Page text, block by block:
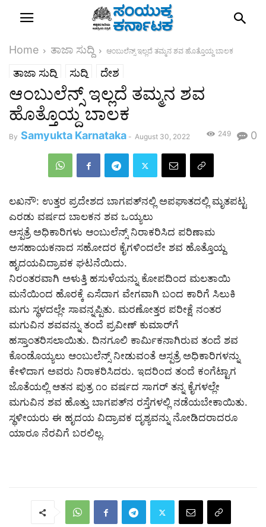
Home ತಾಜಾ ಸುದ್ದಿ ಆಂಬುಲೆನ್ಸ್ ಇಲ್ಲದೆ ತಮ್ಮನ ಶವ ಹೊತ್ತೊಯ್ದ ಬಾಲಕ
ತಾಜಾ ಸುದ್ದಿ ಸುದ್ದಿ ದೇಶ
ಆಂಬುಲೆನ್ಸ್ ಇಲ್ಲದೆ ತಮ್ಮನ ಶವ
ಹೊತ್ತೊಯ್ದ ಬಾಲಕ
By Samyukta Karnataka - August 30, 2022 0
249
ಲಖನೌ: ಉತ್ತರ ಪ್ರದೇಶದ ಬಾಗಪತ್‌ನಲ್ಲಿ ಅಪಘಾತದಲ್ಲಿ ಮೃತಪಟ್ಟ
ಎರಡು ವರ್ಷದ ಬಾಲಕನ ಶವ ಒಯ್ಯಲು
ಆಸ್ಪತ್ರೆ ಅಧಿಕಾರಿಗಳು ಆಂಬುಲೆನ್ಸ್ ನಿರಾಕರಿಸಿದ ಪರಿಣಾಮ
ಅಸಹಾಯಕನಾದ ಸಹೋದರ ಕೈಗಳಿಂದಲೇ ಶವ ಹೊತ್ತೊಯ್ದ
ಹೃದಯವಿದ್ರಾವಕ ಘಟನೆಯಿದು.
ನಿರಂತರವಾಗಿ ಅಳುತ್ತಿ ಹಸುಳೆಯನ್ನು ಕೋಪದಿಂದ ಮಲತಾಯಿ
ಮನೆಯಿಂದ ಹೊರಕ್ಕೆ ಎಸೆದಾಗ ವೇಗವಾಗಿ ಬಂದ ಕಾರಿಗೆ ಸಿಲುಕಿ
ಮಗು ಸ್ಥಳದಲ್ಲೇ ಸಾವನ್ನಪ್ಪಿತು. ಮರಣೋತ್ತರ ಪರೀಕ್ಷೆ ನಂತರ
ಮಗುವಿನ ಶವವನ್ನು ತಂದೆ ಪ್ರವೀಣ್ ಕುಮಾರ್‌ಗೆ
ಹಸ್ತಾಂತರಿಸಲಾಯಿತು. ದಿನಗೂಲಿ ಕಾರ್ಮಿಕನಾಗಿರುವ ತಂದೆ ಶವ
ಕೊಂಡೊಯ್ಯಲು ಆಂಬುಲೆನ್ಸ್ ನೀಡುವಂತೆ ಆಸ್ಪತ್ರೆ ಅಧಿಕಾರಿಗಳನ್ನು
ಕೇಳಿದಾಗ ಅವರು ನಿರಾಕರಿಸಿದರು. ಇದರಿಂದ ತಂದೆ ಕಂಗೆಟ್ಟಾಗ
ಜೊತೆಯಲ್ಲಿ ಆತನ ಪುತ್ರ ೧೦ ವರ್ಷದ ಸಾಗರ್ ತನ್ನ ಕೈಗಳಲ್ಲೇ
ಮಗುವಿನ ಶವ ಹೊತ್ತು ಬಾಗಪತ್‌ನ ರಸ್ತೆಗಳಲ್ಲಿ ನಡೆಯಬೇಕಾಯಿತು.
ಸ್ಥಳೀಯರು ಈ ಹೃದಯ ವಿದ್ರಾವಕ ದೃಶ್ಯವನ್ನು ನೋಡಿದರಾದರೂ
ಯಾರೂ ನೆರವಿಗೆ ಬರಲಿಲ್ಲ.